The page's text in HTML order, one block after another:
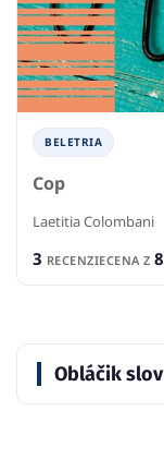
BELETRIA
Cop
Laetitia Colombani
3 RECENZIECENA Z 8
Obláčik slov